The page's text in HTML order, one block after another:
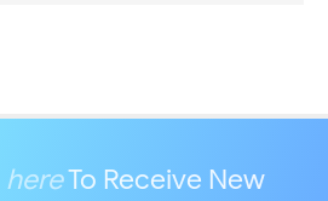
hereTo Receive New